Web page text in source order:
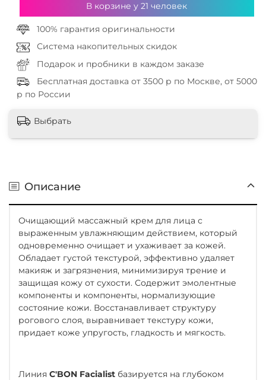
В корзине у21 человек
100% гарантия оригинальности
Система накопительных скидок
Подарок и пробники в каждом заказе
Бесплатная доставка от 3500 р по Москве, от 5000
р по России
Выбрать
Описание
Очищающий массажный крем для лица с
выраженным увлажняющим действием, который
одновременно очищает и ухаживает за кожей.
Обладает густой текстурой, эффективно удаляет
макияж и загрязнения, минимизируя трение и
защищая кожу от сухости. Содержит эмолентные
компоненты и компоненты, нормализующие
состояние кожи. Восстанавливает структуру
рогового слоя, выравнивает текстуру кожи,
придает коже упругость, гладкость и мягкость.
Линия C'BON Facialist базируется на глубоком